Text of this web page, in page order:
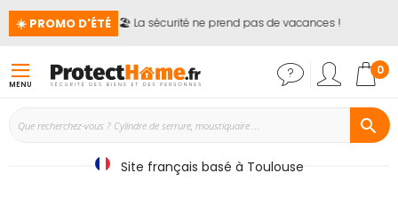
☀️ PROMO D'ÉTÉ 🏖️ La sécurité ne prend pas de vacances !
MENU
0
Site français basé à Toulouse